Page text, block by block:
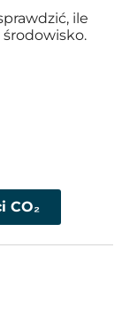
ile
środowisko.
CO₂